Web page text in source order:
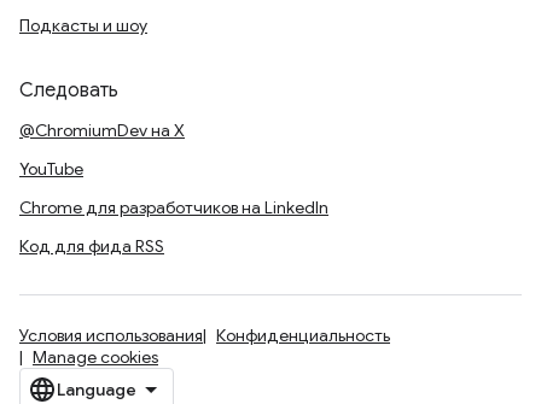
Подкасты и шоу
Следовать
@ChromiumDev на X
YouTube
Chrome для разработчиков на LinkedIn
Код для фида RSS
Условия использования
Конфиденциальность
Manage cookies